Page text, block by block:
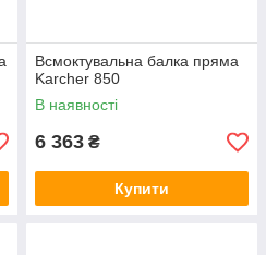
Всмоктувальна балка пряма
Karcher 850
В наявності
6 363 ₴
Купити